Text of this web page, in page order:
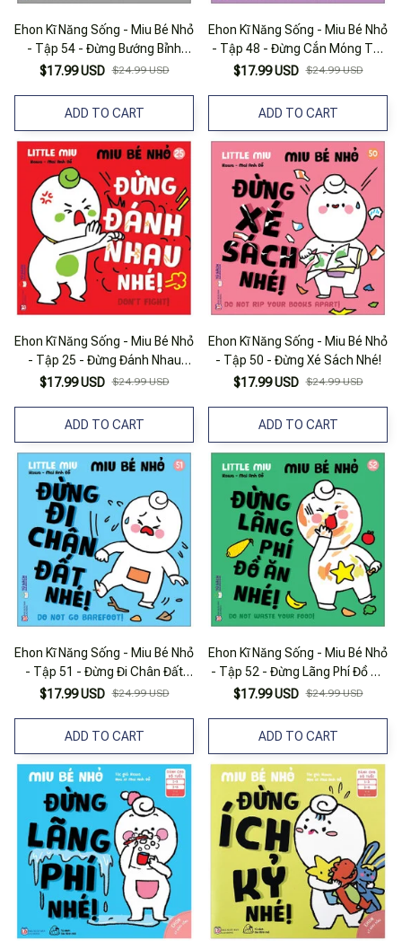
Ehon Kĩ Năng Sống - Miu Bé Nhỏ
- Tập 54 - Đừng Bướng Bỉnh
Nhé!
$17.99 USD $24.99 USD
ADD TO CART
Ehon Kĩ Năng Sống - Miu Bé Nhỏ
- Tập 48 - Đừng Cắn Móng Tay
Nhé!
$17.99 USD $24.99 USD
ADD TO CART
Ehon Kĩ Năng Sống - Miu Bé Nhỏ
- Tập 25 - Đừng Đánh Nhau
Nhé!
$17.99 USD $24.99 USD
ADD TO CART
Ehon Kĩ Năng Sống - Miu Bé Nhỏ
- Tập 50 - Đừng Xé Sách Nhé!
$17.99 USD $24.99 USD
ADD TO CART
Ehon Kĩ Năng Sống - Miu Bé Nhỏ
- Tập 51 - Đừng Đi Chân Đất
Nhé!
$17.99 USD $24.99 USD
ADD TO CART
Ehon Kĩ Năng Sống - Miu Bé Nhỏ
- Tập 52 - Đừng Lãng Phí Đồ Ăn
Nhé!
$17.99 USD $24.99 USD
ADD TO CART